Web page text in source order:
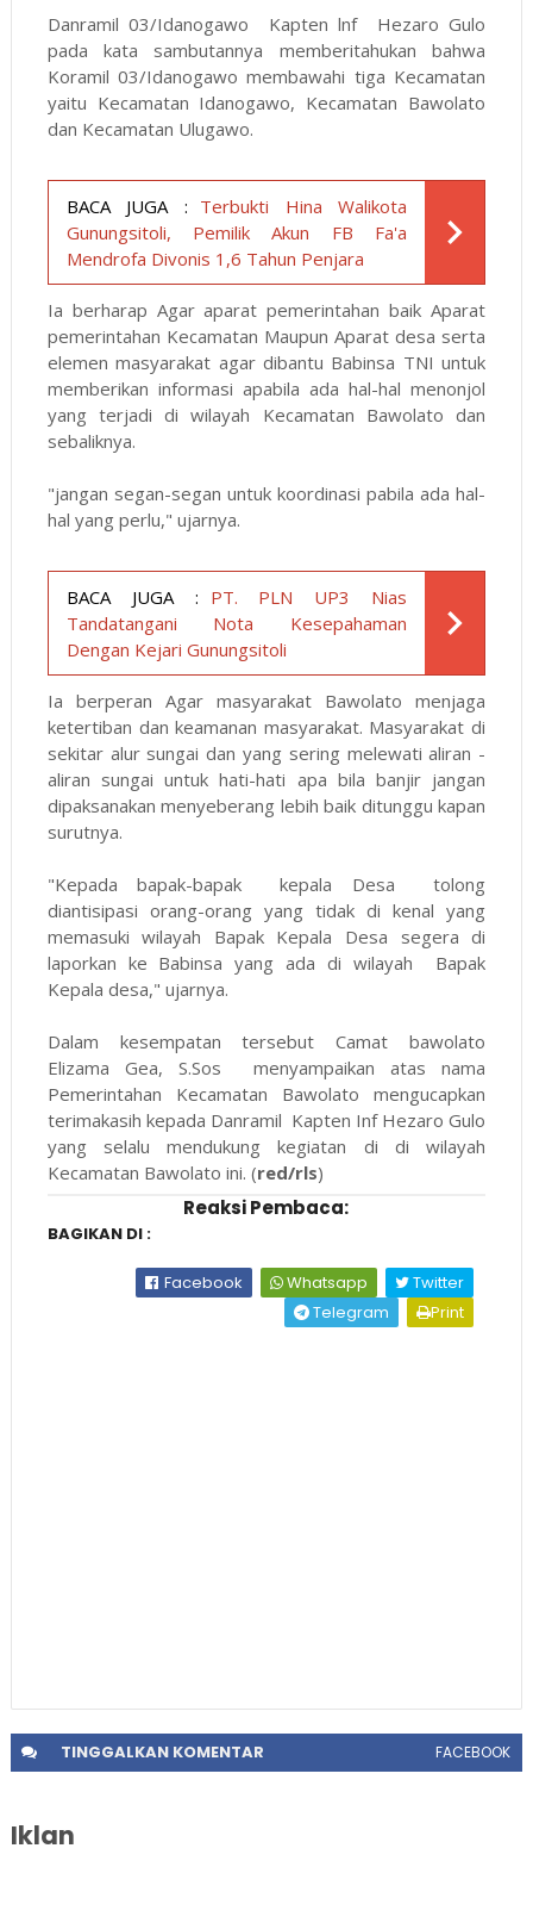
Danramil 03/Idanogawo Kapten lnf Hezaro Gulo
pada kata sambutannya memberitahukan bahwa
Koramil 03/Idanogawo membawahi tiga Kecamatan
yaitu Kecamatan Idanogawo, Kecamatan Bawolato
dan Kecamatan Ulugawo.
BACA JUGA : Terbukti Hina Walikota
Gunungsitoli, Pemilik Akun FB Fa'a
Mendrofa Divonis 1,6 Tahun Penjara
Ia berharap Agar aparat pemerintahan baik Aparat
pemerintahan Kecamatan Maupun Aparat desa serta
elemen masyarakat agar dibantu Babinsa TNI untuk
memberikan informasi apabila ada hal-hal menonjol
yang terjadi di wilayah Kecamatan Bawolato dan
sebaliknya.
"jangan segan-segan untuk koordinasi pabila ada hal-
hal yang perlu," ujarnya.
BACA JUGA : PT. PLN UP3 Nias
Tandatangani Nota Kesepahaman
Dengan Kejari Gunungsitoli
Ia berperan Agar masyarakat Bawolato menjaga
ketertiban dan keamanan masyarakat. Masyarakat di
sekitar alur sungai dan yang sering melewati aliran -
aliran sungai untuk hati-hati apa bila banjir jangan
dipaksanakan menyeberang lebih baik ditunggu kapan
surutnya.
"Kepada bapak-bapak kepala Desa tolong
diantisipasi orang-orang yang tidak di kenal yang
memasuki wilayah Bapak Kepala Desa segera di
laporkan ke Babinsa yang ada di wilayah Bapak
Kepala desa," ujarnya.
Dalam kesempatan tersebut Camat bawolato
Elizama Gea, S.Sos menyampaikan atas nama
Pemerintahan Kecamatan Bawolato mengucapkan
terimakasih kepada Danramil Kapten Inf Hezaro Gulo
yang selalu mendukung kegiatan di di wilayah
Kecamatan Bawolato ini. (red/rls)
Reaksi Pembaca:
BAGIKAN DI :
Facebook Whatsapp
Twitter
Telegram
Print
TINGGALKANKOMENTAR FACEBOOK
Iklan